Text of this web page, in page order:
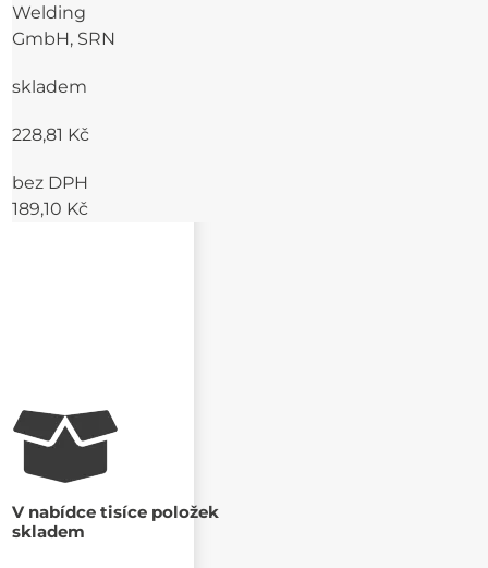
Welding
GmbH, SRN
skladem
228,81 Kč
bez DPH
189,10 Kč
V nabídce tisíce položek
skladem